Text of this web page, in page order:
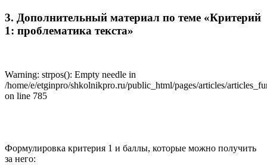
3. Дополнительный материал по теме «Критерий
1: проблематика текста»
Warning: strpos(): Empty needle in
/home/e/etginpro/shkolnikpro.ru/public_html/pages/articles/
on line 785
Формулировка критерия 1 и баллы, которые можно получить
за него: